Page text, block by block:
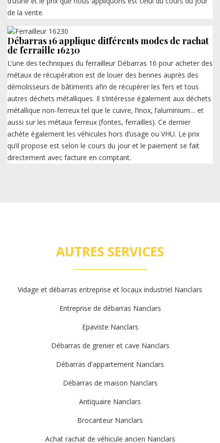
de la vente.
Débarras 16 applique différents modes de rachat
de ferraille 16230
L’une des techniques du ferrailleur Débarras 16 pour acheter des
métaux de récupération est de louer des bennes auprès des
démolisseurs de bâtiments afin de récupérer les fers et tous
autres déchets métalliques. Il s’intéresse également aux déchets
métallique non-ferreux tel que le cuivre, l’inox, l’aluminium… et
aussi sur les métaux ferreux (fontes, ferrailles). Ce dernier
achète également les véhicules hors d’usage ou VHU. Le prix
qu’il propose est selon le cours du jour et le paiement se fait
directement avec facture en comptant.
AUTRES SERVICES
Vidage et débarras entreprise et locaux industriel Nanclars
Entreprise de débarras Nanclars
Epaviste Nanclars
Débarras de grenier et cave Nanclars
Débarras d'appartement Nanclars
Débarras de maison Nanclars
Antiquaire Nanclars
Brocanteur Nanclars
Achat rachat de véhicule ancien Nanclars